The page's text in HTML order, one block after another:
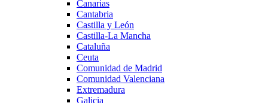
Canarias
Cantabria
Castilla y León
Castilla-La Mancha
Cataluña
Ceuta
Comunidad de Madrid
Comunidad Valenciana
Extremadura
Galicia